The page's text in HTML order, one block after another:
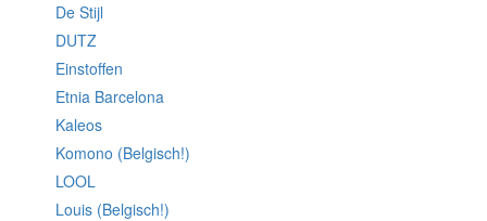
De Stijl
DUTZ
Einstoffen
Etnia Barcelona
Kaleos
Komono (Belgisch!)
LOOL
Louis (Belgisch!)